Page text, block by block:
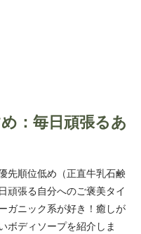
： 毎日頑張るあ
先順位低め（正直牛乳石鹸
頑張る自分へのご褒美タイ
ガニック系が好き！癒しが
ボディソープを紹介しま